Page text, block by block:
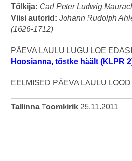
Tõlkija: Carl Peter Ludwig
Viisi autorid: Johann Rudolph
(1626-1712)
PÄEVA LAULU LUGU LOE
Hoosianna, tõstke häält (KLPR
EELMISED PÄEVA LAULU
Tallinna Toomkirik 25.11.2011